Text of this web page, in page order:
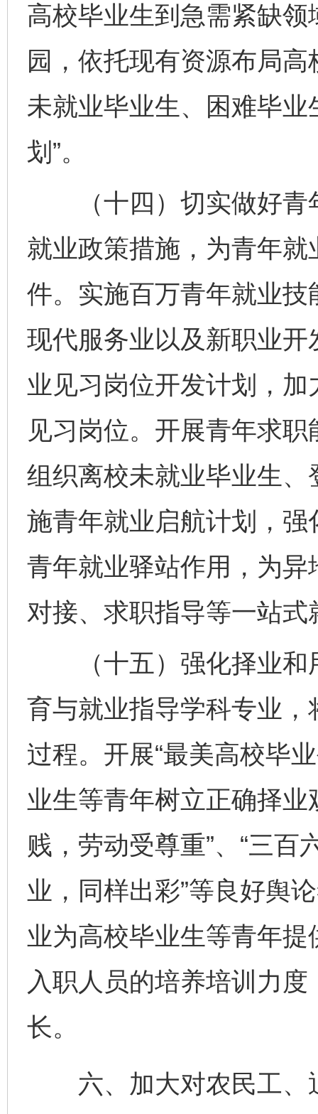
高校毕业生到急需紧缺
园，依托现有资源布局
未就业毕业生、困难毕
划”。
（十四）切实做好青
就业政策措施，为青年
件。实施百万青年就业
现代服务业以及新职业
业见习岗位开发计划，
见习岗位。开展青年求
组织离校未就业毕业生
施青年就业启航计划，
青年就业驿站作用，为
对接、求职指导等一站式
（十五）强化择业和
育与就业指导学科专业
过程。开展“最美高校毕
业生等青年树立正确择
贱，劳动受尊重”、“三百
业，同样出彩”等良好舆
业为高校毕业生等青年
入职人员的培养培训力
长。
六、加大对农民工、